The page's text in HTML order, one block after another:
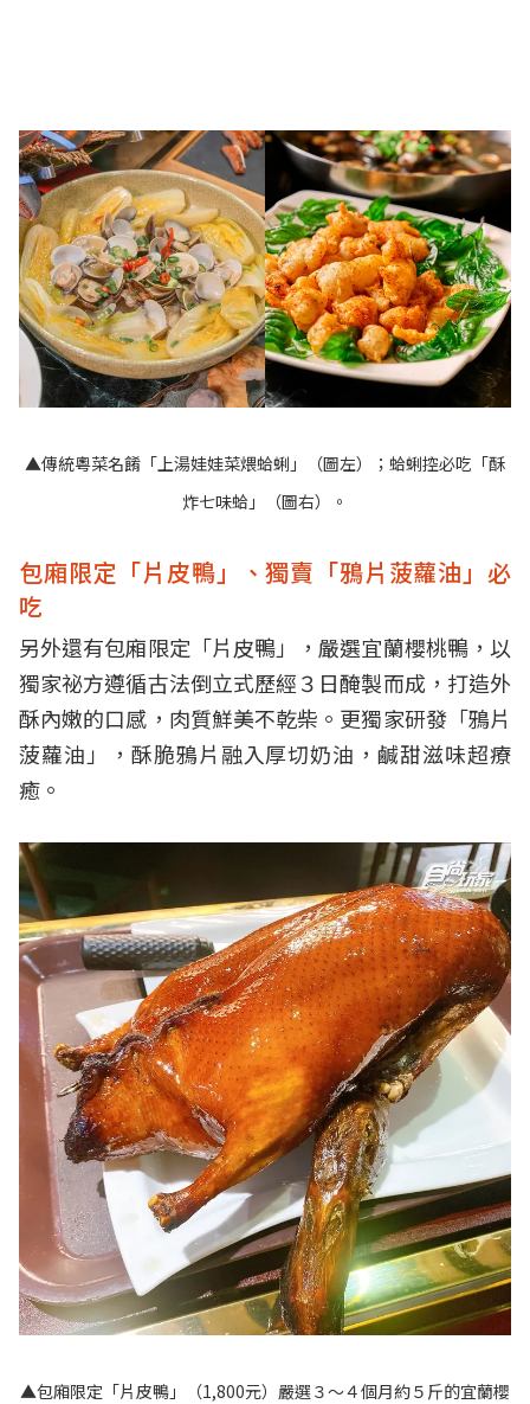
▲傳統粵菜名餚「上湯娃娃菜煨蛤蜊」（圖左）；蛤蜊控必吃「酥
炸七味蛤」（圖右）。
包廂限定「片皮鴨」、獨賣「鴉片菠蘿油」必
吃
另外還有包廂限定「片皮鴨」，嚴選宜蘭櫻桃鴨，以
獨家祕方遵循古法倒立式歷經３日醃製而成，打造外
酥內嫩的口感，肉質鮮美不乾柴。更獨家研發「鴉片
菠蘿油」，酥脆鴉片融入厚切奶油，鹹甜滋味超療
癒。
▲包廂限定「片皮鴨」（1,800元） 嚴選３～４個月約５斤的宜蘭櫻